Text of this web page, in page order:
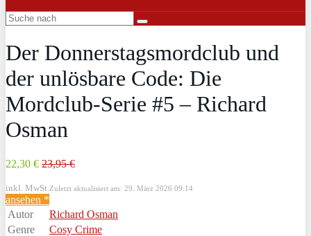
Der Donnerstagsmordclub und
der unlösbare Code: Die
Mordclub-Serie #5 – Richard
Osman
22,30 € 23,95 €
inkl. MwSt. Zuletzt aktualisiert am: 29. März 2026 09:14
ansehen *
Autor
Richard Osman
Genre
Cosy Crime